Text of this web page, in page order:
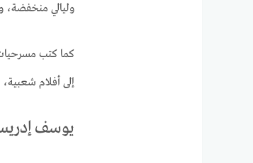
وليالي
كما كتب مسرحيات
إلى أفلام
يوسف